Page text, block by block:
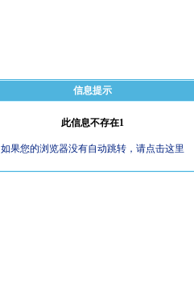
信息提示
此信息不存在1
如果您的浏览器没有自动跳转，请点击这里